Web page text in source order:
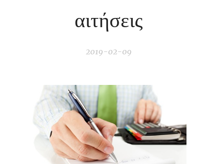
αιτήσεις
2019-02-09